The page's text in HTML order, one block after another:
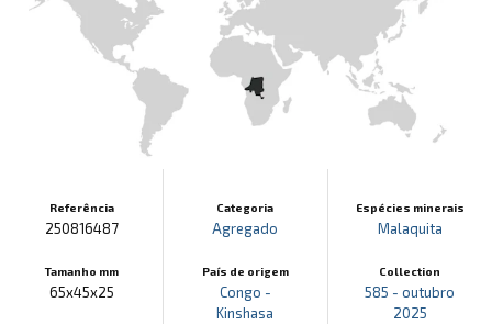
Referência
250816487
Tamanho mm
65x45x25
Categoria
Agregado
País de origem
Congo -
Kinshasa
Espécies minerais
Malaquita
Collection
585 - outubro
2025